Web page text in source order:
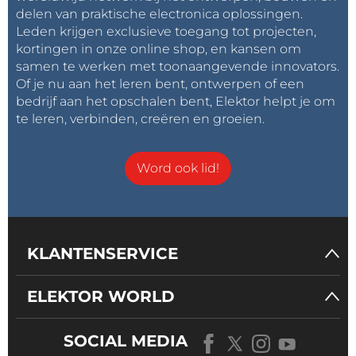
Belastingadviseurs
** Marlies Mulder is directeur van De Zakenpartner – intermediair
tussen overheid en bedrijfsleven
Workshop Smart Water
delen van praktische electronica oplossingen.
Leden krijgen exclusieve toegang tot projecten,
kortingen in onze online shop, en kansen om
samen te werken met toonaangevende innovators.
Of je nu aan het leren bent, ontwerpen of een
bedrijf aan het opschalen bent, Elektor helpt je om
te leren, verbinden, creëren en groeien.
Word ook lid!
KLANTENSERVICE
ELEKTOR WORLD
SOCIAL MEDIA